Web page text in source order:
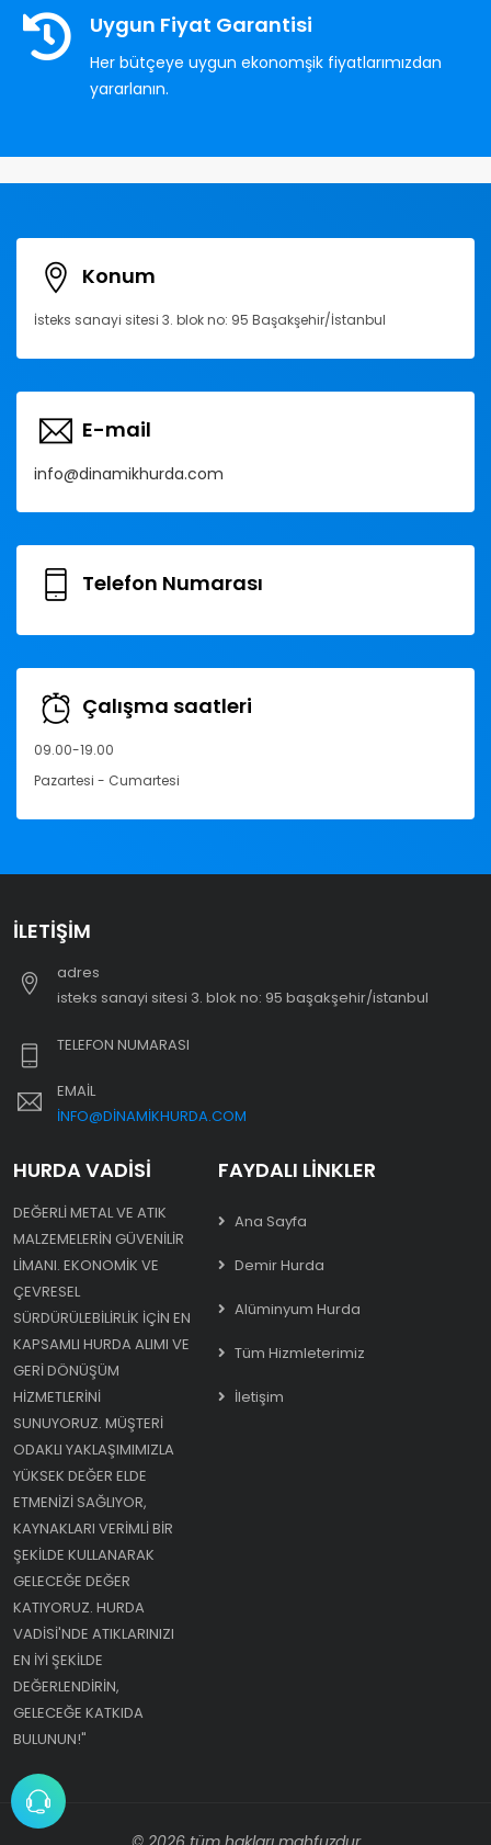
Uygun Fiyat Garantisi
Her bütçeye uygun ekonomşik fiyatlarımızdan
yararlanın.
Konum
İsteks sanayi sitesi 3. blok no: 95 Başakşehir/İstanbul
E-mail
info@dinamikhurda.com
Telefon Numarası
Çalışma saatleri
09.00-19.00
Pazartesi - Cumartesi
İLETIŞIM
adres
i̇steks sanayi sitesi 3. blok no: 95 başakşehir/i̇stanbul
TELEFON NUMARASI
EMAIL
INFO@DINAMIKHURDA.COM
HURDA VADISI
DEĞERLI METAL VE ATIK
MALZEMELERIN GÜVENILIR
LIMANI. EKONOMIK VE
ÇEVRESEL
SÜRDÜRÜLEBILIRLIK IÇIN EN
KAPSAMLI HURDA ALIMI VE
GERI DÖNÜŞÜM
HIZMETLERINI
SUNUYORUZ. MÜŞTERI
ODAKLI YAKLAŞIMIMIZLA
YÜKSEK DEĞER ELDE
ETMENIZI SAĞLIYOR,
KAYNAKLARI VERIMLI BIR
ŞEKILDE KULLANARAK
GELECEĞE DEĞER
KATIYORUZ. HURDA
VADISI'NDE ATIKLARINIZI
EN IYI ŞEKILDE
DEĞERLENDIRIN,
GELECEĞE KATKIDA
BULUNUN!"
FAYDALI LINKLER
Ana Sayfa
Demir Hurda
Alüminyum Hurda
Tüm Hizmleterimiz
İletişim